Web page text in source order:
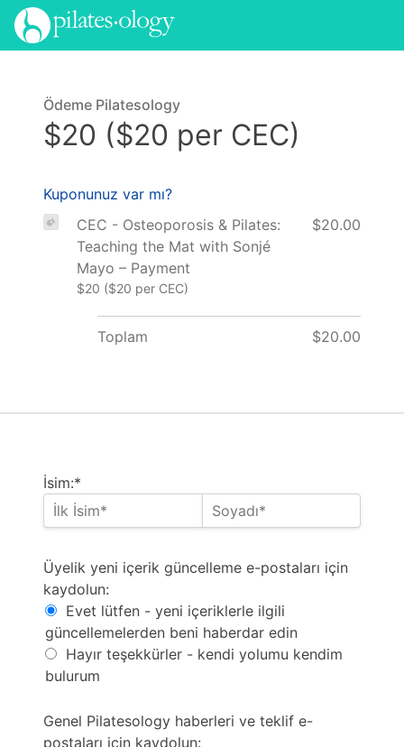
İsim:*
Optin for Membership new content update emails
Üyelik yeni içerik güncelleme e-postaları için
kaydolun:
Evet lütfen - yeni içeriklerle ilgili
güncellemelerden beni haberdar edin
Hayır teşekkürler - kendi yolumu kendim
bulurum
Optin for general Pilatesology news and offers
Genel Pilatesology haberleri ve teklif e-
postaları için kaydolun:
Ödeme Pilatesology
$20 ($20 per CEC)
Kuponunuz var mı?
CEC - Osteoporosis & Pilates:
Teaching the Mat with Sonjé
Mayo – Payment
$20 ($20 per CEC)
$20.00
Toplam $20.00